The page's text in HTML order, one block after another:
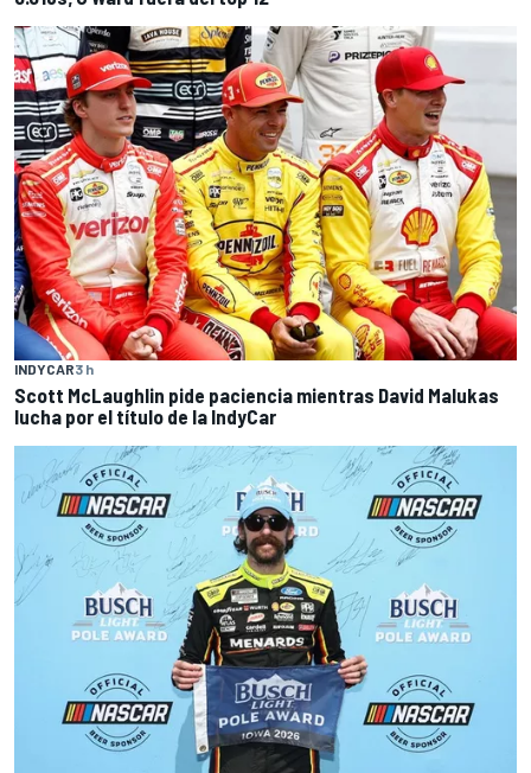
INDYCAR3 h
Scott McLaughlin pide paciencia mientras David Malukas
lucha por el título de la IndyCar